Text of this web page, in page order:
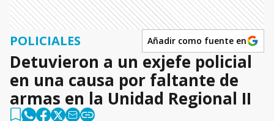
POLICIALES Añadir como fuente en
Detuvieron a un exjefe policial
en una causa por faltante de
armas en la Unidad Regional II